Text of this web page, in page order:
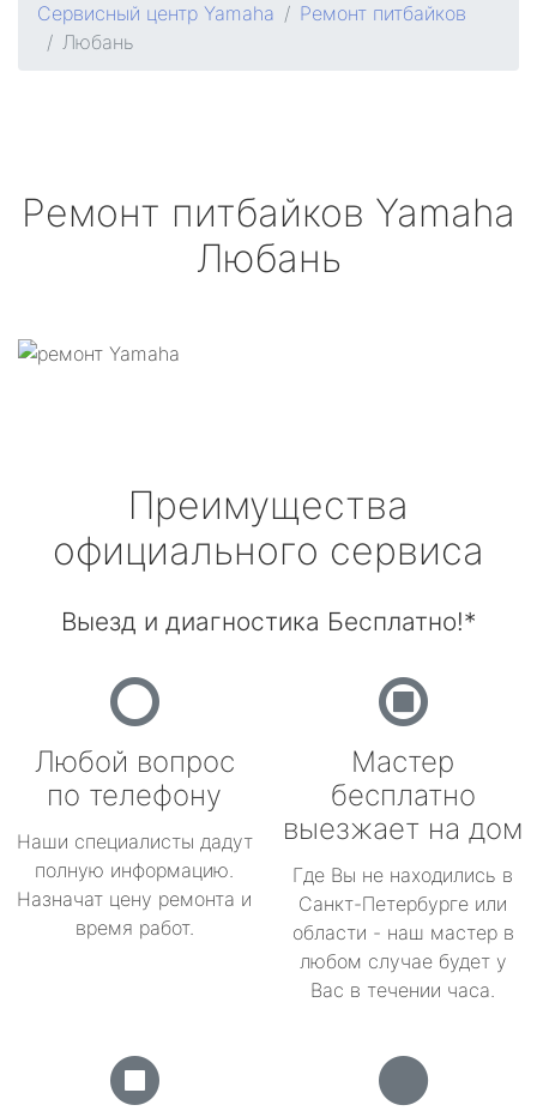
Сервисный центр Yamaha
Ремонт питбайков
Любань
Ремонт питбайков Yamaha
Любань
Преимущества
официального сервиса
Выезд и диагностика Бесплатно!*
Любой вопрос
по телефону
Наши специалисты дадут
полную информацию.
Назначат цену ремонта и
время работ.
Мастер
бесплатно
выезжает на дом
Где Вы не находились в
Санкт-Петербурге или
области - наш мастер в
любом случае будет у
Вас в течении часа.